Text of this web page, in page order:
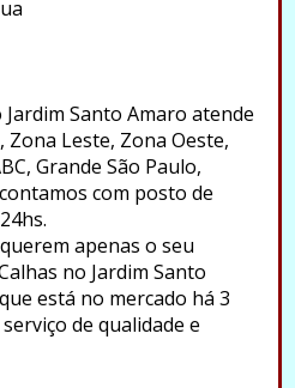
Santo Amaro atende
Leste, Zona Oeste,
Grande São Paulo,
com posto de
apenas o seu
no Jardim Santo
está no mercado há 3
de qualidade e